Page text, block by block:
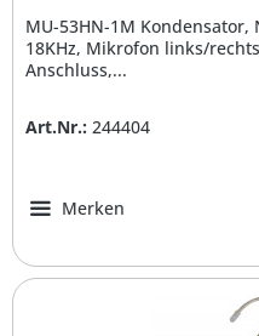
MU-53HN-1M Kondensator,
18KHz, Mikrofon links/
Anschluss,...
Art.Nr.: 244404
Merken